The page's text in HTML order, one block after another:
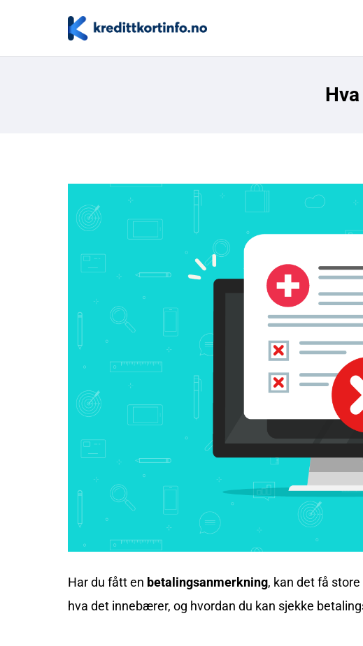
Har du fått en betalingsanmerkning, kan det få
hva det innebærer, og hvordan du kan sjekke